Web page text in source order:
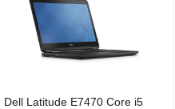
Dell Latitude E7470 Core i5